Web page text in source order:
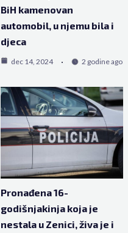
BiH kamenovan
automobil, u njemu bila i
djeca
dec 14, 2024 2 godine ago
Pronađena 16-
godišnjakinja koja je
nestala u Zenici, živa je i